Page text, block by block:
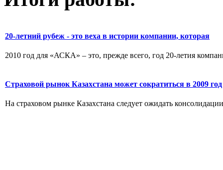
20-летний рубеж - это веха в истории компании, которая
2010 год для «АСКА» – это, прежде всего, год 20-летия
Страховой рынок Казахстана может сократиться в 2009 год
На страховом рынке Казахстана следует ожидать